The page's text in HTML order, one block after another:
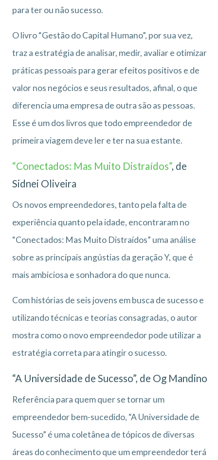
para ter ou não sucesso.
O livro “Gestão do Capital Humano”, por sua vez,
traz a estratégia de analisar, medir, avaliar e otimizar
práticas pessoais para gerar efeitos positivos e de
valor nos negócios e seus resultados, afinal, o que
diferencia uma empresa de outra são as pessoas.
Esse é um dos livros que todo empreendedor de
primeira viagem deve ler e ter na sua estante.
“Conectados: Mas Muito Distraídos”, de
Sidnei Oliveira
Os novos empreendedores, tanto pela falta de
experiência quanto pela idade, encontraram no
“Conectados: Mas Muito Distraídos” uma análise
sobre as principais angústias da geração Y, que é
mais ambiciosa e sonhadora do que nunca.
Com histórias de seis jovens em busca de sucesso e
utilizando técnicas e teorias consagradas, o autor
mostra como o novo empreendedor pode utilizar a
estratégia correta para atingir o sucesso.
“A Universidade de Sucesso”, de Og Mandino
Referência para quem quer se tornar um
empreendedor bem-sucedido, “A Universidade de
Sucesso” é uma coletânea de tópicos de diversas
áreas do conhecimento que um empreendedor terá